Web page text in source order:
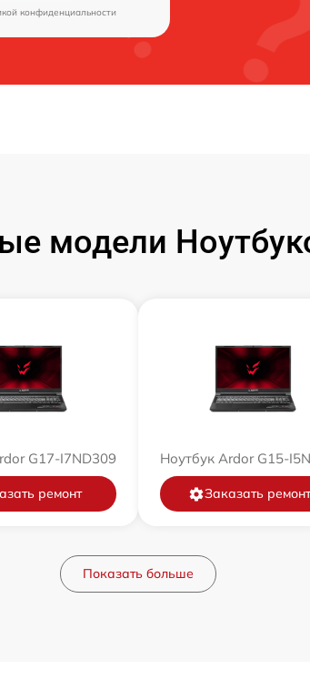
конфиденциальности
модели
G17-I7ND309
ремонт
Ноутбук Ardor G15-
Заказать ремонт
Показать больше